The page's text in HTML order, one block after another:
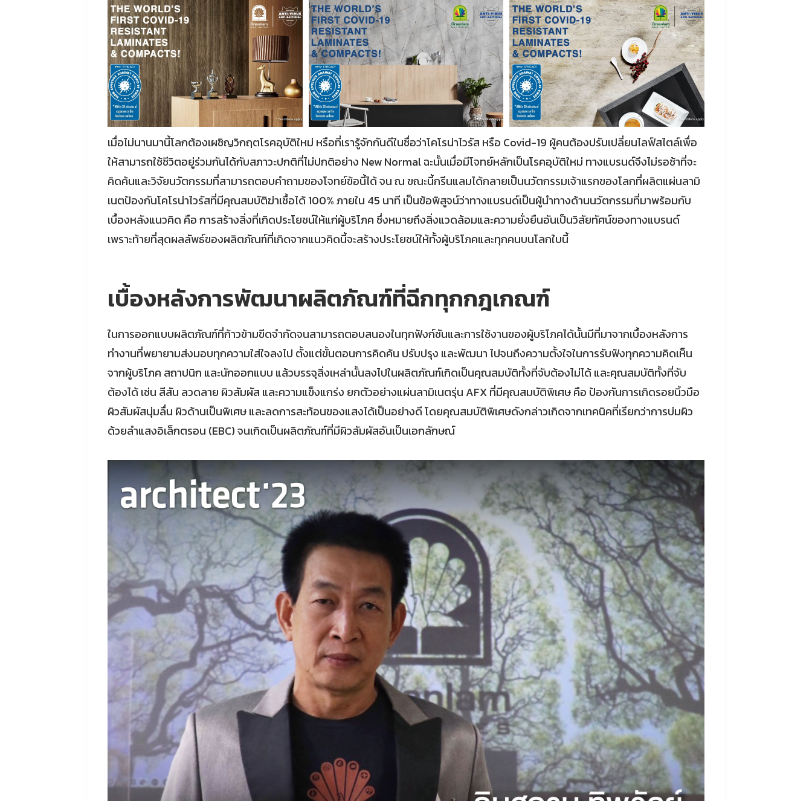
เมื่อไม่นานมานี้โลกต้องเผชิญวิกฤตโรคอุบัติใหม่ หรือที่เรารู้จักกันดีในชื่อว่าโคโรน่าไวรัส หรือ Covid-19 ผู้คนต้องปรับเปลี่ยนไลฟ์สไตล์เพื่อ
ให้สามารถใช้ชีวิตอยู่ร่วมกันได้กับสภาวะปกติที่ไม่ปกติอย่าง New Normal ฉะนั้นเมื่อมีโจทย์หลักเป็นโรคอุบัติใหม่ ทางแบรนด์จึงไม่รอช้าที่จะ
คิดค้นและวิจัยนวัตกรรมที่สามารถตอบคำถามของโจทย์ข้อนี้ได้ จน ณ ขณะนี้กรีนแลมได้กลายเป็นนวัตกรรมเจ้าแรกของโลกที่ผลิตแผ่นลามิ
เนตป้องกันโคโรน่าไวรัสที่มีคุณสมบัติฆ่าเชื้อได้ 100% ภายใน 45 นาที เป็นข้อพิสูจน์ว่าทางแบรนด์เป็นผู้นำทางด้านนวัตกรรมที่มาพร้อมกับ
เบื้องหลังแนวคิด คือ การสร้างสิ่งที่เกิดประโยชน์ให้แก่ผู้บริโภค ซึ่งหมายถึงสิ่งแวดล้อมและความยั่งยืนอันเป็นวิสัยทัศน์ของทางแบรนด์
เพราะท้ายที่สุดผลลัพธ์ของผลิตภัณฑ์ที่เกิดจากแนวคิดนี้จะสร้างประโยชน์ให้ทั้งผู้บริโภคและทุกคนบนโลกใบนี้
เบื้องหลังการพัฒนาผลิตภัณฑ์ที่ฉีกทุกกฎเกณฑ์
ในการออกแบบผลิตภัณฑ์ที่ก้าวข้ามขีดจำกัดจนสามารถตอบสนองในทุกฟังก์ชันและการใช้งานของผู้บริโภคได้นั้นมีที่มาจากเบื้องหลังการ
ทำงานที่พยายามส่งมอบทุกความใส่ใจลงไป ตั้งแต่ขั้นตอนการคิดค้น ปรับปรุง และพัฒนา ไปจนถึงความตั้งใจในการรับฟังทุกความคิดเห็น
จากผู้บริโภค สถาปนิก และนักออกแบบ แล้วบรรจุสิ่งเหล่านั้นลงไปในผลิตภัณฑ์เกิดเป็นคุณสมบัติทั้งที่จับต้องไม่ได้ และคุณสมบัติทั้งที่จับ
ต้องได้ เช่น สีสัน ลวดลาย ผิวสัมผัส และความแข็งแกร่ง ยกตัวอย่างแผ่นลามิเนตรุ่น AFX ที่มีคุณสมบัติพิเศษ คือ ป้องกันการเกิดรอยนิ้วมือ
ผิวสัมผัสนุ่มลื่น ผิวด้านเป็นพิเศษ และลดการสะท้อนของแสงได้เป็นอย่างดี โดยคุณสมบัติพิเศษดังกล่าวเกิดจากเทคนิคที่เรียกว่าการบ่มผิว
ด้วยลำแสงอิเล็กตรอน (EBC) จนเกิดเป็นผลิตภัณฑ์ที่มีผิวสัมผัสอันเป็นเอกลักษณ์